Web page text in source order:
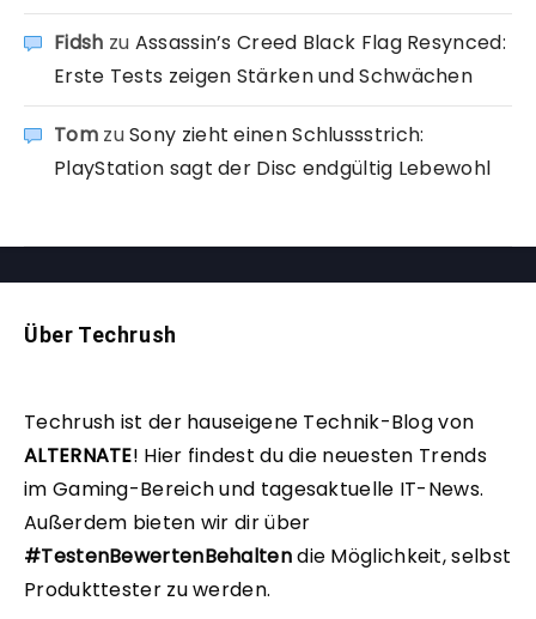
Fidsh zu Assassin’s Creed Black Flag Resynced:
Erste Tests zeigen Stärken und Schwächen
TomzuSony zieht einen Schlussstrich:
PlayStation sagt der Disc endgültig Lebewohl
Über Techrush
Techrush ist der hauseigene Technik-Blog von
ALTERNATE! Hier findest du die neuesten Trends
im Gaming-Bereich und tagesaktuelle IT-News.
Außerdem bieten wir dir über
#TestenBewertenBehaltendie Möglichkeit, selbst
Produkttester zu werden.